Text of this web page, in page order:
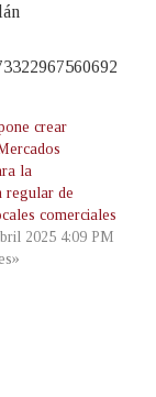
crear
la
regular de
comerciales
2025 4:09 PM